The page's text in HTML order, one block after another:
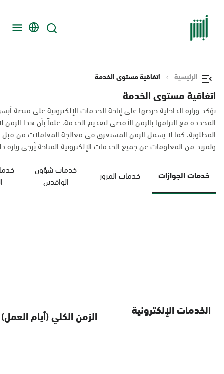
الرئيسية اتفاقية مستوى الخدمة
اتفاقية مستوى الخدمة
تؤكد وزارة الداخلية حرصها على إتاحة الخدمات الإلكترونية على منصة
المحددة مع التزامها بالزمن الأقصى لتقديم الخدمة، علماً بأن هذا
المطلوبة، كما لا يشمل الزمن المستغرق في معالجة المعاملات من
ولمزيد من المعلومات عن جميع الخدمات الإلكترونية المتاحة يُرجى زيارة
خدمات الجوازات خدمات المرور
خدمات شؤون
الوافدين
الخدمات الإلكترونية الزمن الكلي (أيام العمل)